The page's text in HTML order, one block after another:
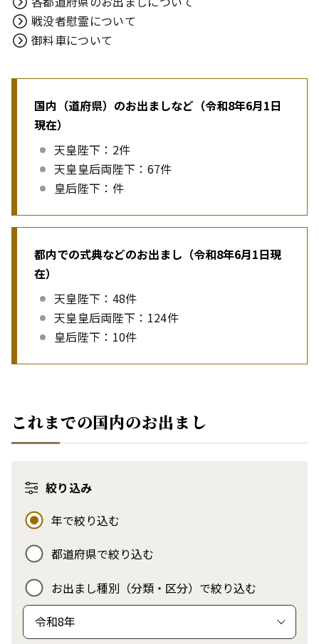
戦没者慰霊について
御料車について
国内（道府県）のお出ましなど（令和8年6月1日
現在）
天皇陛下：2件
天皇皇后両陛下：67件
皇后陛下：件
都内での式典などのお出まし（令和8年6月1日現
在）
天皇陛下：48件
天皇皇后両陛下：124件
皇后陛下：10件
これまでの国内のお出まし
絞り込み絞り込み
年で絞り込む
都道府県で絞り込む
お出まし種別（分類・区分）で絞り込む
年、都道府県、お出まし種別で絞り込む